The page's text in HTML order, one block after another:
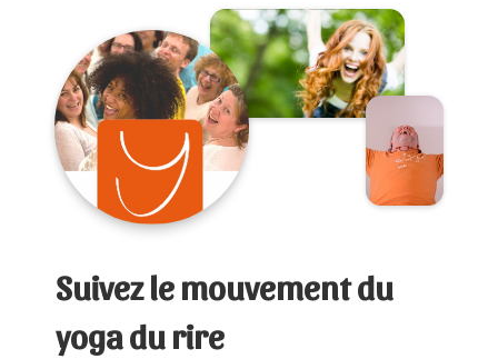
Suivez le mouvement du
yoga du rire